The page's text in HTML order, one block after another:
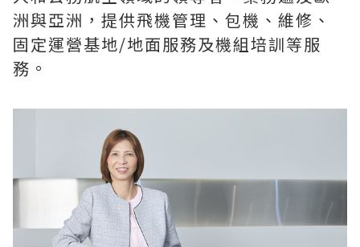
洲與亞洲，提供飛機管理、包機、維修、
固定運營基地/地面服務及機組培訓等服
務。